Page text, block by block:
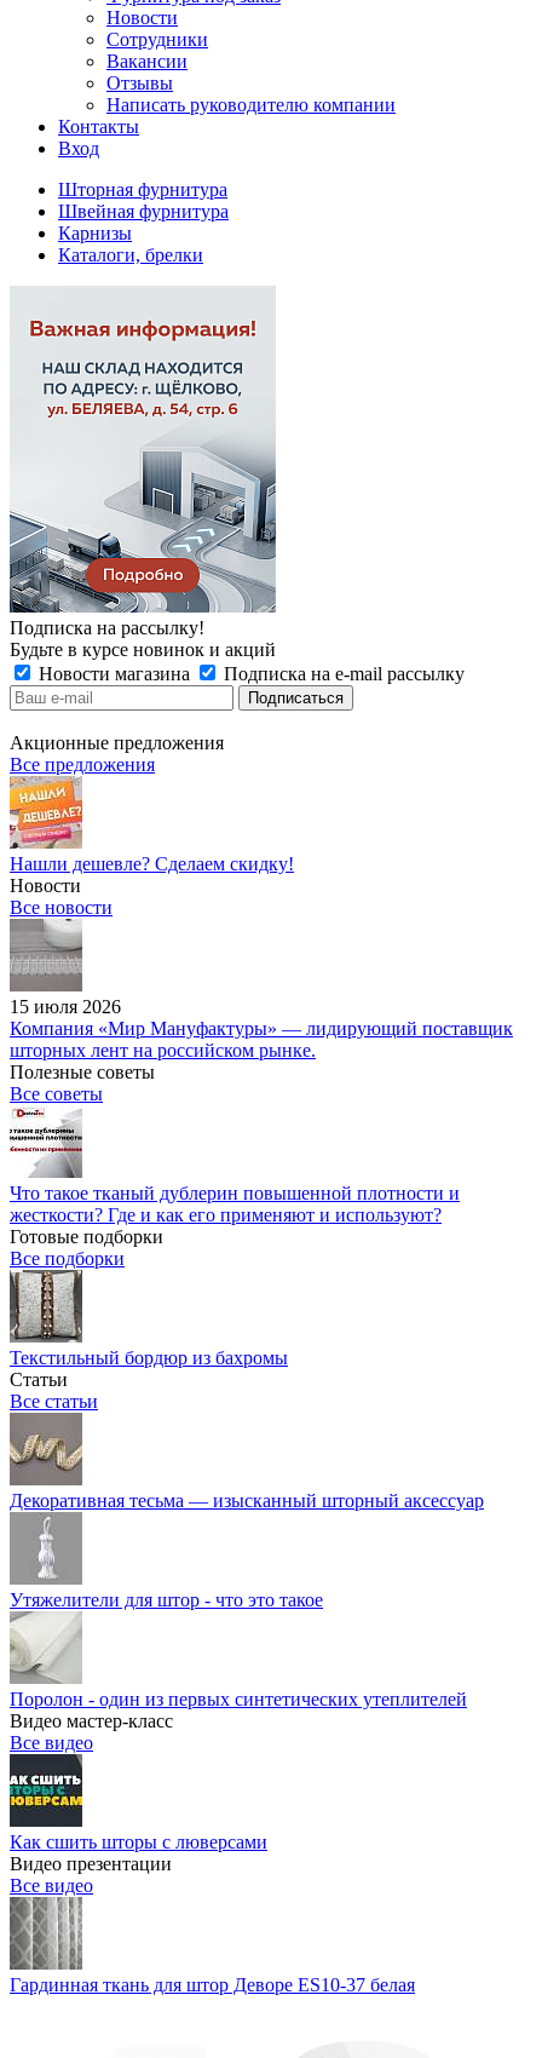
Новости
Сотрудники
Вакансии
Отзывы
Написать руководителю компании
Контакты
Вход
Шторная фурнитура
Швейная фурнитура
Карнизы
Каталоги, брелки
Подписка на рассылку!
Будьте в курсе новинок и акций
Новости магазина
Подписка на e-mail рассылку
Акционные предложения
Все предложения
Нашли дешевле? Сделаем скидку!
Новости
Все новости
15 июля 2026
Компания «Мир Мануфактуры» — лидирующий поставщик
шторных лент на российском рынке.
Полезные советы
Все советы
Что такое тканый дублерин повышенной плотности и
жесткости? Где и как его применяют и используют?
Готовые подборки
Все подборки
Текстильный бордюр из бахромы
Статьи
Все статьи
Декоративная тесьма — изысканный шторный аксессуар
Утяжелители для штор - что это такое
Поролон - один из первых синтетических утеплителей
Видео мастер-класс
Все видео
Как сшить шторы с люверсами
Видео презентации
Все видео
Гардинная ткань для штор Деворе ES10-37 белая